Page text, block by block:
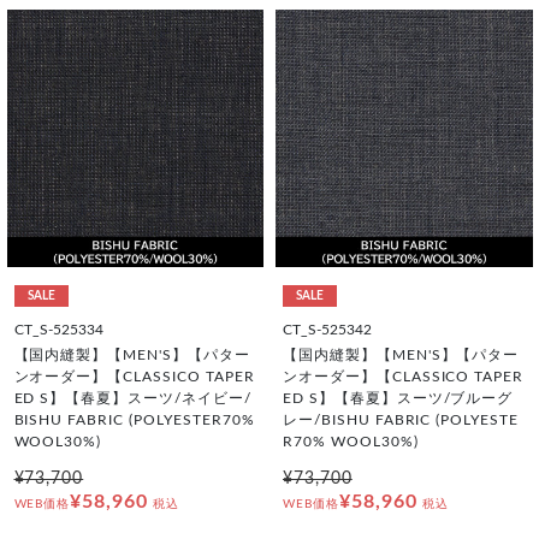
SALE
CT_S-525334
【国内縫製】【MEN'S】【パター
ンオーダー】【CLASSICO TAPER
ED S】【春夏】スーツ/ネイビー/
BISHU FABRIC (POLYESTER70%
WOOL30%)
¥73,700
WEB価格¥58,960 税込
SALE
CT_S-525342
【国内縫製】【MEN'S】【パター
ンオーダー】【CLASSICO TAPER
ED S】【春夏】スーツ/ブルーグ
レー/BISHU FABRIC (POLYESTE
R70% WOOL30%)
¥73,700
WEB価格¥58,960 税込